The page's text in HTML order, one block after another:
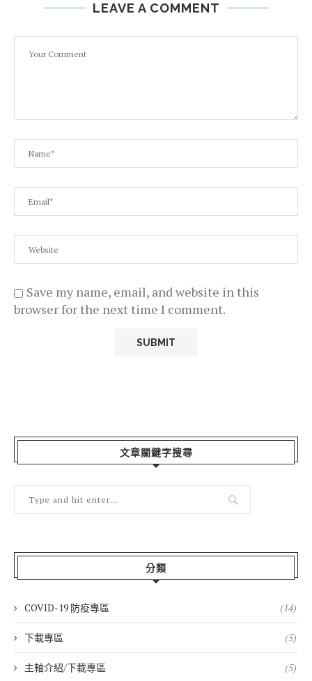
LEAVE A COMMENT
Save my name, email, and website in this
browser for the next time I comment.
文章關鍵字搜尋
分類
COVID-19 防疫專區 (14)
下載專區 (5)
主軸介紹/下載專區 (5)